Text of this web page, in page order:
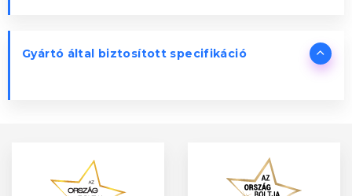
Gyártó által biztosított specifikáció